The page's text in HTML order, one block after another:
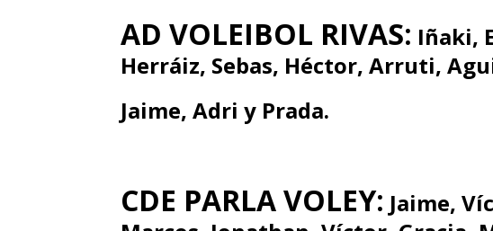
AD VOLEIBOL RIVAS: Iñaki,
Herráiz, Sebas, Héctor, Arruti,
Jaime, Adri y Prada.
CDE PARLA VOLEY: Jaime,